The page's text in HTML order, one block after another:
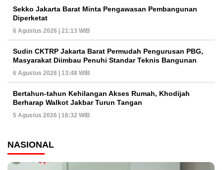
Sekko Jakarta Barat Minta Pengawasan Pembangunan
Diperketat
6 Agustus 2026 | 21:13 WIB
Sudin CKTRP Jakarta Barat Permudah Pengurusan PBG,
Masyarakat Diimbau Penuhi Standar Teknis Bangunan
6 Agustus 2026 | 13:48 WIB
Bertahun-tahun Kehilangan Akses Rumah, Khodijah
Berharap Walkot Jakbar Turun Tangan
5 Agustus 2026 | 16:32 WIB
NASIONAL